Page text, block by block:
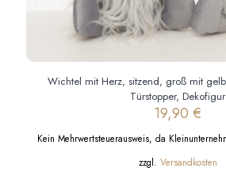
Wichtel mit Herz, sitzend, groß mit
Türstopper, Dekofigur
19,90 €
Kein Mehrwertsteuerausweis, da
zzgl. Versandkosten